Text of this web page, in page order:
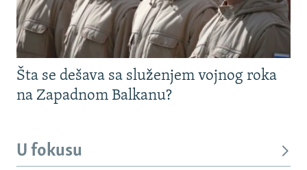
Šta se dešava sa služenjem vojnog roka
na Zapadnom Balkanu?
U fokusu